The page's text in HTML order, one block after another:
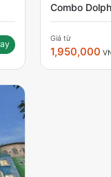
Combo
Giá từ
1,950,000